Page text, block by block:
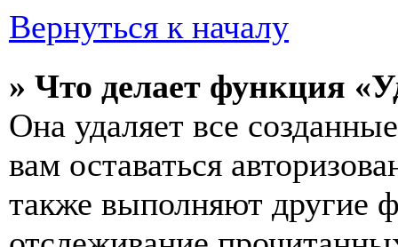
Вернуться к началу
» Что делает функция
Она удаляет все
вам оставаться
также выполняют другие